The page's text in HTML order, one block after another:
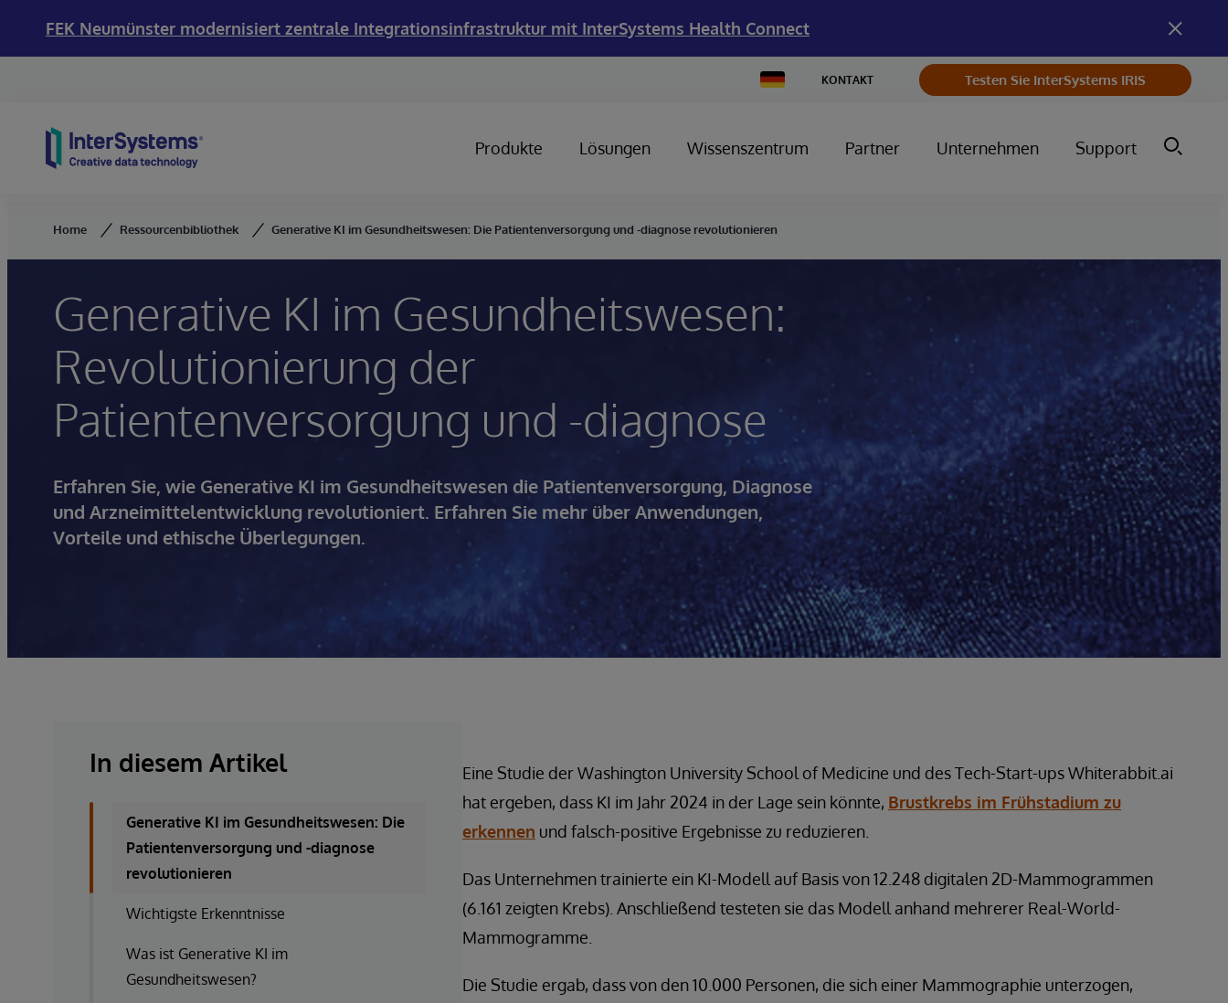
FEK Neumünster modernisiert zentrale Integrationsinfrastruktur mit InterSystems Health Connect
Change
Country
KONTAKT Testen Sie InterSystems IRIS
Produkte Lösungen Wissenszentrum Partner Unternehmen Support
Home Ressourcenbibliothek Generative KI im Gesundheitswesen: Die Patientenversorgung und -diagnose revolutionieren
Generative KI im Gesundheitswesen:
Revolutionierung der
Patientenversorgung und -diagnose
Erfahren Sie, wie Generative KI im Gesundheitswesen die Patientenversorgung, Diagnose
und Arzneimittelentwicklung revolutioniert. Erfahren Sie mehr über Anwendungen,
Vorteile und ethische Überlegungen.
Eine Studie der Washington University School of Medicine und des Tech-Start-ups Whiterabbit.ai
hat ergeben, dass KI im Jahr 2024 in der Lage sein könnte, Brustkrebs im Frühstadium zu
erkennen und falsch-positive Ergebnisse zu reduzieren.
Das Unternehmen trainierte ein KI-Modell auf Basis von 12.248 digitalen 2D-Mammogrammen
(6.161 zeigten Krebs). Anschließend testeten sie das Modell anhand mehrerer Real-World-
Mammogramme.
Die Studie ergab, dass von den 10.000 Personen, die sich einer Mammographie unterzogen,
In diesem Artikel
Generative KI im Gesundheitswesen: Die
Patientenversorgung und -diagnose
revolutionieren
Wichtigste Erkenntnisse
Was ist Generative KI im
Gesundheitswesen?